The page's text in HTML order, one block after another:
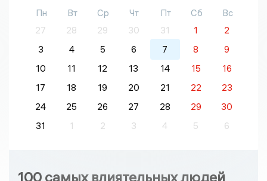
Пн Вт Ср Чт Пт Сб
Вс
27
28 29 30 31 1
2
3
4 5 6 7 8
9
10
11 12 13 14 15
16
17
18 19 20 21 22
23
24
25 26 27 28 29
30
31
1 2 3 4 5 6
100 самых влиятельных людей